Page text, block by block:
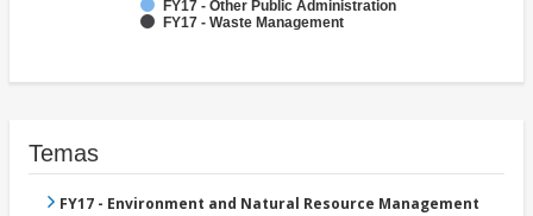
FY17 - Other Public Administration
FY17 - Waste Management
Temas
FY17 - Environment and Natural Resource Management